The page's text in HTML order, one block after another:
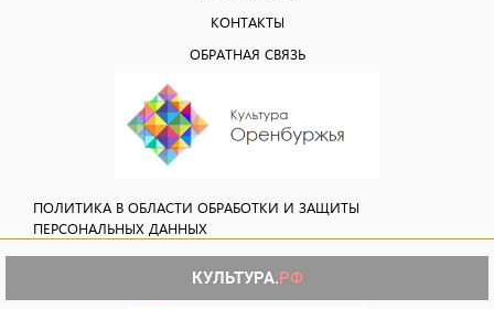
КОНТАКТЫ
ОБРАТНАЯ СВЯЗЬ
ПОЛИТИКА В ОБЛАСТИ ОБРАБОТКИ И ЗАЩИТЫ
ПЕРСОНАЛЬНЫХ ДАННЫХ